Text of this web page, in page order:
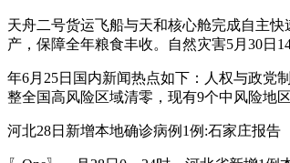
天舟二号货运飞船与天和核心舱完成自主
产，保障全年粮食丰收。自然灾害5月30日
年6月25日国内新闻热点如下：人权与政党
整全国高风险区域清零，现有9个中风险地区
河北28日新增本地确诊病例1例:石家庄报告